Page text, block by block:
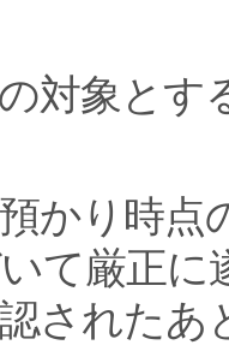
対象とす
かり時点
て厳正に
されたあ